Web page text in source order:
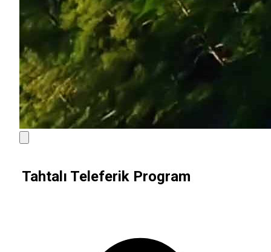
Tahtalı Teleferik Program